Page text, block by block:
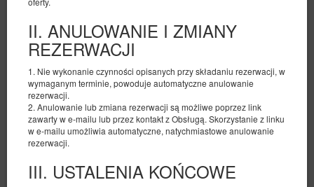
II. ANULOWANIE I ZMIANY
REZERWACJI
1. Nie wykonanie czynności opisanych przy składaniu rezerwacji, w
wymaganym terminie, powoduje automatyczne anulowanie
rezerwacji.
2. Anulowanie lub zmiana rezerwacji są możliwe poprzez link
zawarty w e-mailu lub przez kontakt z Obsługą. Skorzystanie z linku
w e-mailu umożliwia automatyczne, natychmiastowe anulowanie
rezerwacji.
III. USTALENIA KOŃCOWE